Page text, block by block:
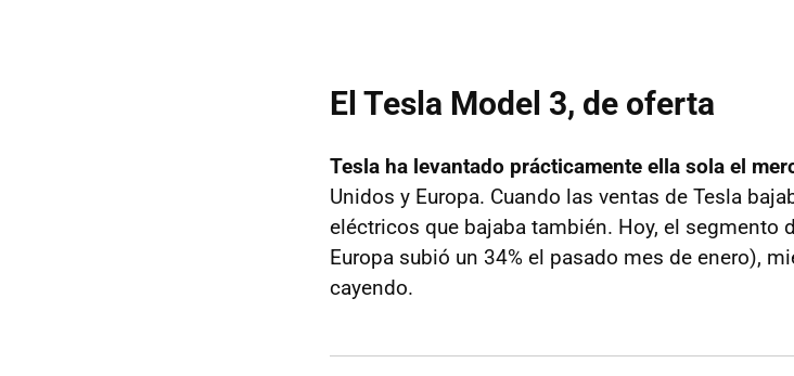
El Tesla Model 3, de oferta
Tesla ha levantado prácticamente ella sola el
Unidos y Europa. Cuando las ventas de Tesla
eléctricos que bajaba también. Hoy, el segmento
Europa subió un 34% el pasado mes de enero),
cayendo.